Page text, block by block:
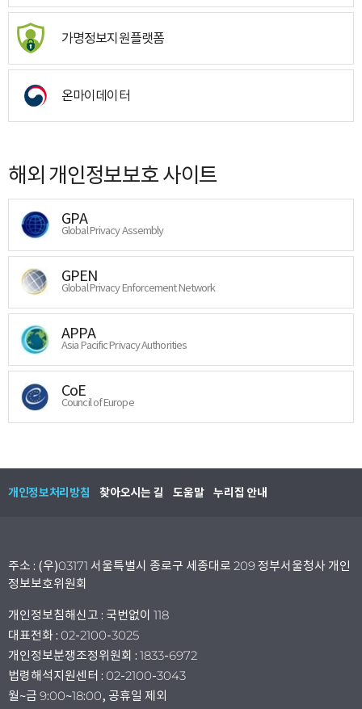
가명정보지원플랫폼
온마이데이터
해외 개인정보보호 사이트
GPA
Global Privacy Assembly
GPEN
Global Privacy Enforcement Network
APPA
Asia Pacific Privacy Authorities
CoE
Council of Europe
개인정보처리방침 찾아오시는 길 도움말 누리집 안내
주소 : (우)03171 서울특별시 종로구 세종대로 209 정부서울청사 개인
정보보호위원회
개인정보침해신고 : 국번없이 118
대표전화 : 02-2100-3025
개인정보분쟁조정위원회 : 1833-6972
법령해석지원센터 : 02-2100-3043
월~금 9:00~18:00, 공휴일 제외